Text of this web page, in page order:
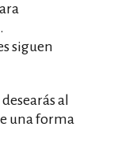
siguen
al
una forma